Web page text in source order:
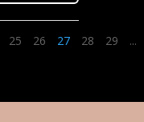
25 26 27 28 29 ...